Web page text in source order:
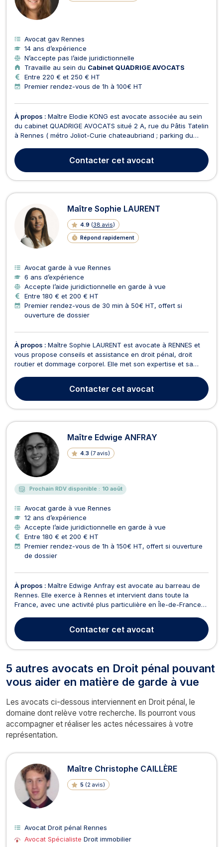
Avocat gav Rennes
14 ans d’expérience
N’accepte pas l’aide juridictionnelle
Travaille au sein du Cabinet QUADRIGE AVOCATS
Entre 220 € et 250 € HT
Premier rendez-vous de 1h à 100€ HT
À propos : Maître Elodie KONG est avocate associée au sein
du cabinet QUADRIGE AVOCATS situé 2 A, rue du Pâtis Tatelin
à Rennes ( métro Joliot-Curie chateaubriand ; parking du
DINAN, 12, rue du Général de Gaulle. Elle vous propose
conseils et assistance en : - droit de la fami...
Contacter cet avocat
Maître Sophie LAURENT
4.9 (38 avis)
Répond rapidement
Avocat garde à vue Rennes
6 ans d’expérience
Accepte l’aide juridictionnelle en garde à vue
Entre 180 € et 200 € HT
Premier rendez-vous de 30 min à 50€ HT, offert si
ouverture de dossier
À propos : Maître Sophie LAURENT est avocate à RENNES et
vous propose conseils et assistance en droit pénal, droit
routier et dommage corporel. Elle met son expertise et sa
défendre dans les moments les plus critiques que vous soyez
mis en cause ou victime d'une infraction ou d...
Contacter cet avocat
Maître Edwige ANFRAY
4.3 (7 avis)
Prochain RDV disponible : 10 août
Avocat garde à vue Rennes
12 ans d’expérience
Accepte l’aide juridictionnelle en garde à vue
Entre 180 € et 200 € HT
Premier rendez-vous de 1h à 150€ HT, offert si ouverture
de dossier
À propos : Maître Edwige Anfray est avocate au barreau de
Rennes. Elle exerce à Rennes et intervient dans toute la
France, avec une activité plus particulière en Île-de-France
principalement autour du droit pénal, du RGPD et de la
protection des données, ainsi que du droit de la famille (d...
Contacter cet avocat
5 autres avocats en Droit pénal pouvant
vous aider en matière de garde à vue
Les avocats ci-dessous interviennent en Droit pénal, le
domaine dont relève votre recherche. Ils pourront vous
accompagner et réaliser les actes nécessaires à votre
représentation.
Maître Christophe CAILLÈRE
5 (2 avis)
Avocat Droit pénal Rennes
Avocat Spécialiste Droit immobilier